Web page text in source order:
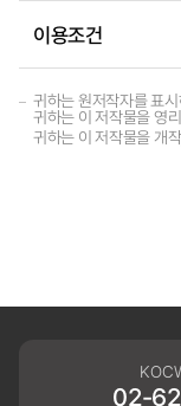
이용조건
귀하는 원저작자를 표
귀하는 이 저작물을 영
귀하는 이 저작물을 개
02-